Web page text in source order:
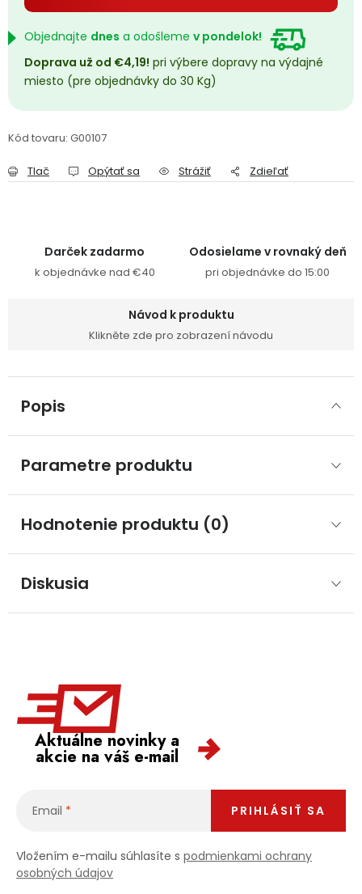
Přihlášení Registrace
Objednajte dnes a odošleme v pondelok!
Doprava už od €4,19! pri výbere dopravy na výdajné
miesto (pre objednávky do 30 Kg)
Kód tovaru: G00107
Tlač Opýtať sa Strážiť Zdieľať
Darček zadarmo
k objednávke nad €40
Odosielame v rovnaký deň
pri objednávke do 15:00
Návod k produktu
Klikněte zde pro zobrazení návodu
Popis
Parametre produktu
Hodnotenie produktu (0)
Diskusia
Aktuálne novinky a
akcie na váš e-mail
Email
Vložením e-mailu súhlasíte s podmienkami ochrany
osobných údajov
PRIHLÁSIŤ SA